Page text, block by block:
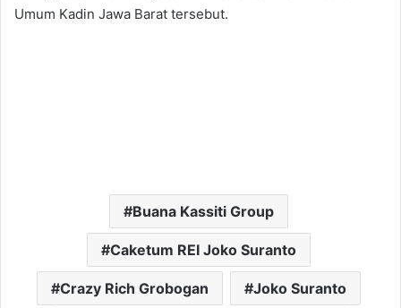
Umum Kadin Jawa Barat tersebut.
Buana Kassiti Group
Caketum REI Joko Suranto
Crazy Rich Grobogan Joko Suranto